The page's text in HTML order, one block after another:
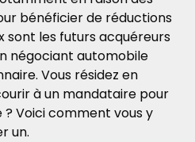
bénéficier de réductions
sont les futurs acquéreurs
négociant automobile
Vous résidez en
à un mandataire pour
Voici comment vous y
un.